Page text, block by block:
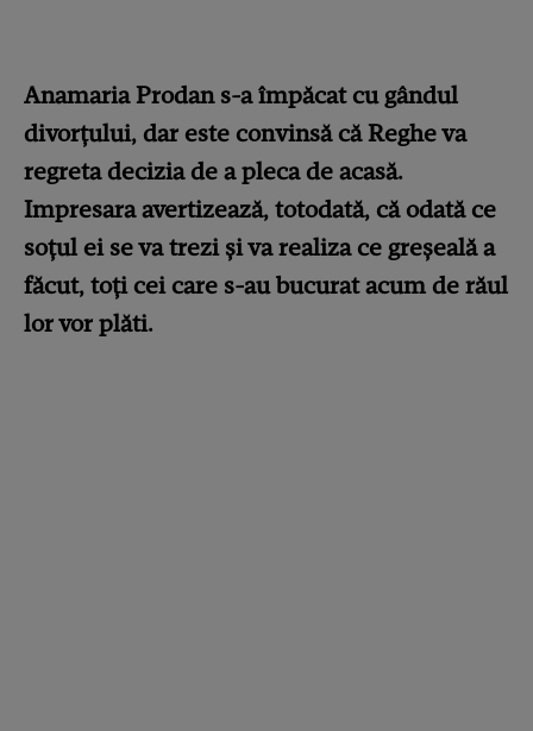
Anamaria Prodan s-a împăcat cu gândul
divorțului, dar este convinsă că Reghe va
regreta decizia de a pleca de acasă.
Impresara avertizează, totodată, că odată ce
soțul ei se va trezi și va realiza ce greșeală a
făcut, toți cei care s-au bucurat acum de răul
lor vor plăti.